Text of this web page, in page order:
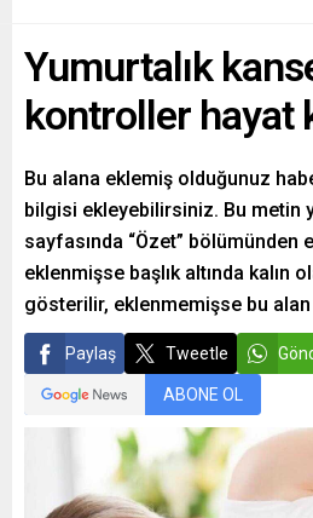
Yumurtalık
kontroller hayat
Bu alana eklemiş olduğunuz
bilgisi ekleyebilirsiniz. Bu metin
sayfasında “Özet” bölümünden
eklenmişse başlık altında kalın
gösterilir, eklenmemişse bu alan
Paylaş Tweetle
ABONE OL